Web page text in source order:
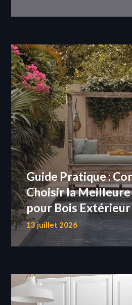
Guide Pratique :
Choisir la
pour Bois
13 juillet 2026